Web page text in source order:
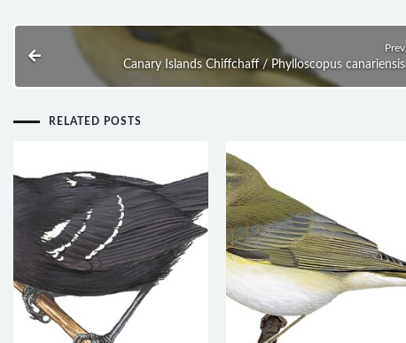
Prev
Canary Islands Chiffchaff / Phylloscopus canariensis
RELATED POSTS